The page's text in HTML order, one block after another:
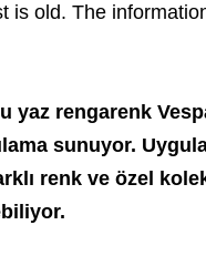
is old. The
yaz rengarenk
sunuyor.
renk ve özel